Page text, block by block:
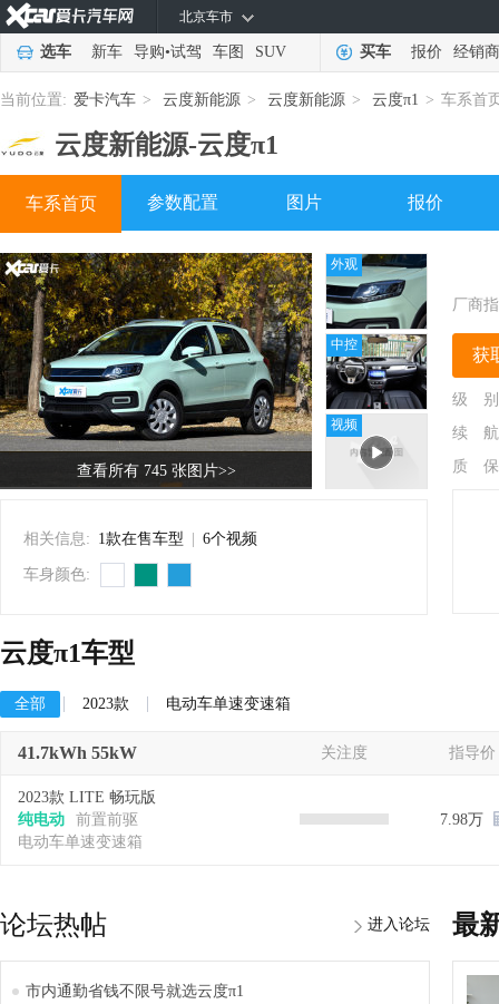
北京车市
选车 新车 导购•试驾 车图 SUV 买车 报价 经销商
当前位置: 爱卡汽车 > 云度新能源 > 云度新能源 > 云度π1 > 车系首
云度新能源-云度π1
车系首页 参数配置 图片 报价
查看所有 745 张图片>>
外观
中控
视频
相关信息: 1款在售车型 6个视频
车身颜色:
厂商
获
级 别
续 航
质 保
云度π1车型
全部 2023款 电动车单速变速箱
41.7kWh 55kW 关注度 指导价
2023款 LITE 畅玩版
纯电动
前置前驱
电动车单速变速箱
7.98万
论坛热帖 进入论坛
市内通勤省钱不限号就选云度π1
最